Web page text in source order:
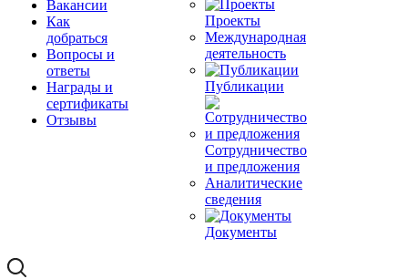
Вакансии
Как
добраться
Вопросы и
ответы
Награды и
сертификаты
Отзывы
Проекты
Международная
деятельность
Публикации
Сотрудничество
и предложения
Аналитические
сведения
Документы